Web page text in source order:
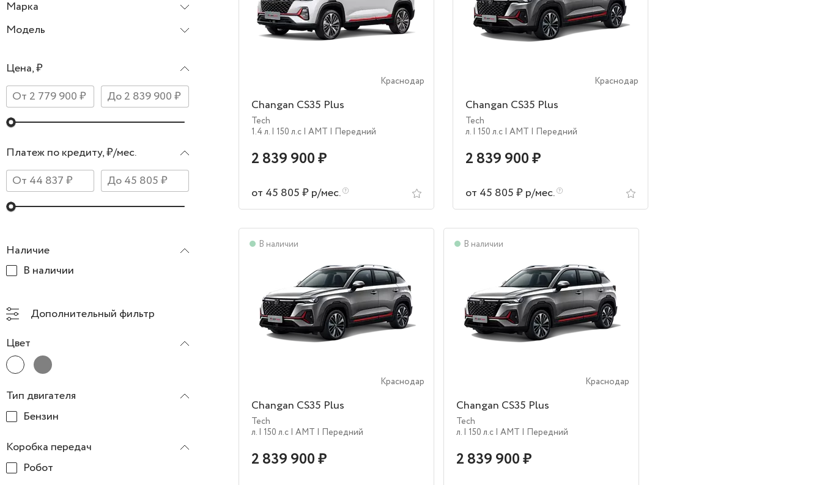
Марка
Модель
Цена, ₽
Платеж по кредиту, ₽/мес.
Наличие
В наличии
Дополнительный фильтр
Цвет
Тип двигателя
Бензин
Коробка передач
Робот
Краснодар
Changan CS35 Plus
Tech
1.4 л. | 150 л.c | AMT | Передний
2 839 900 ₽
от 45 805 ₽ р/мес.
Краснодар
Changan CS35 Plus
Tech
л. | 150 л.c | AMT | Передний
2 839 900 ₽
от 45 805 ₽ р/мес.
В наличии
Краснодар
Changan CS35 Plus
Tech
л. | 150 л.c | AMT | Передний
2 839 900 ₽
В наличии
Краснодар
Changan CS35 Plus
Tech
л. | 150 л.c | AMT | Передний
2 839 900 ₽